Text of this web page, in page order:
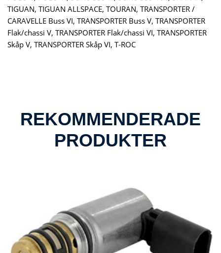
TIGUAN, TIGUAN ALLSPACE, TOURAN, TRANSPORTER /
CARAVELLE Buss VI, TRANSPORTER Buss V, TRANSPORTER
Flak/chassi V, TRANSPORTER Flak/chassi VI, TRANSPORTER
Skåp V, TRANSPORTER Skåp VI, T-ROC
REKOMMENDERADE
PRODUKTER